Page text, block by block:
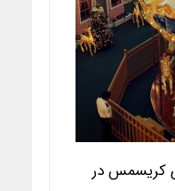
کریسمس در